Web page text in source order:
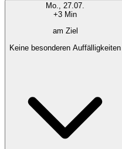
Mo., 27.07.
+3 Min
am Ziel
Keine besonderen Auffälligkeiten